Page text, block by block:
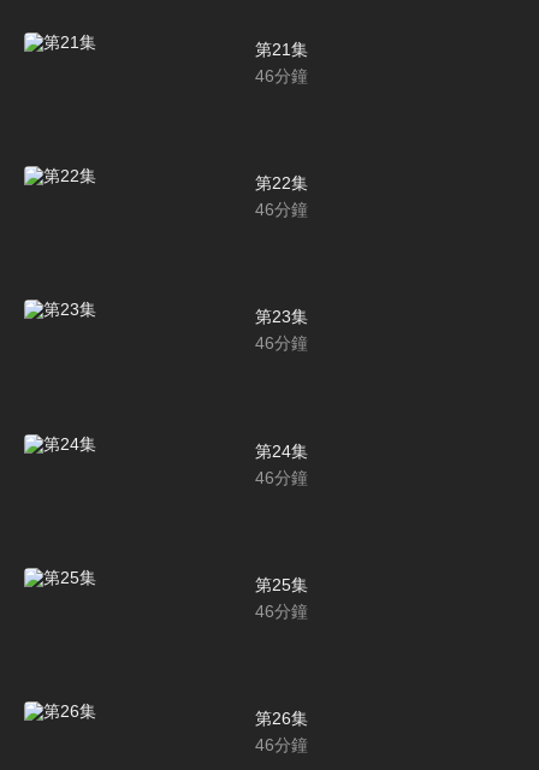
第21集
46分鐘
第22集
46分鐘
第23集
46分鐘
第24集
46分鐘
第25集
46分鐘
第26集
46分鐘